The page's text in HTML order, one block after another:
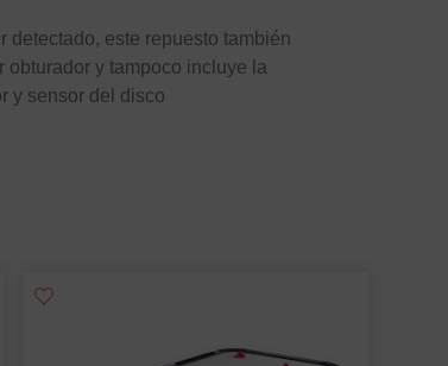
detectado, este repuesto también
obturador y tampoco incluye la
y sensor del disco